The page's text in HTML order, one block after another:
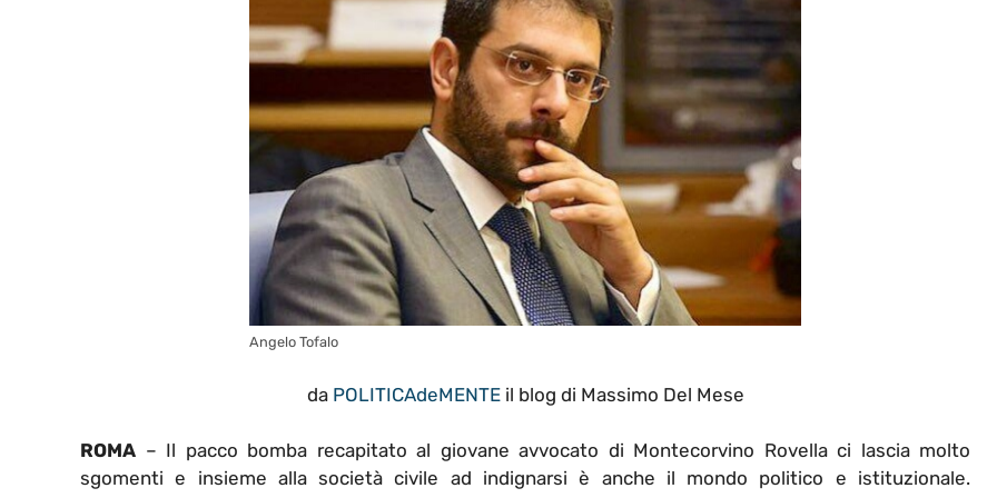
Angelo Tofalo
da POLITICAdeMENTEil blog di Massimo Del Mese
ROMA – Il pacco bomba recapitato al giovane avvocato di Montecorvino Rovella ci lascia molto
sgomenti e insieme alla società civile ad indignarsi è anche il mondo politico e istituzionale.